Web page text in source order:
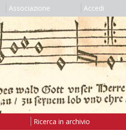
Associazione Accedi
Ricerca in archivio